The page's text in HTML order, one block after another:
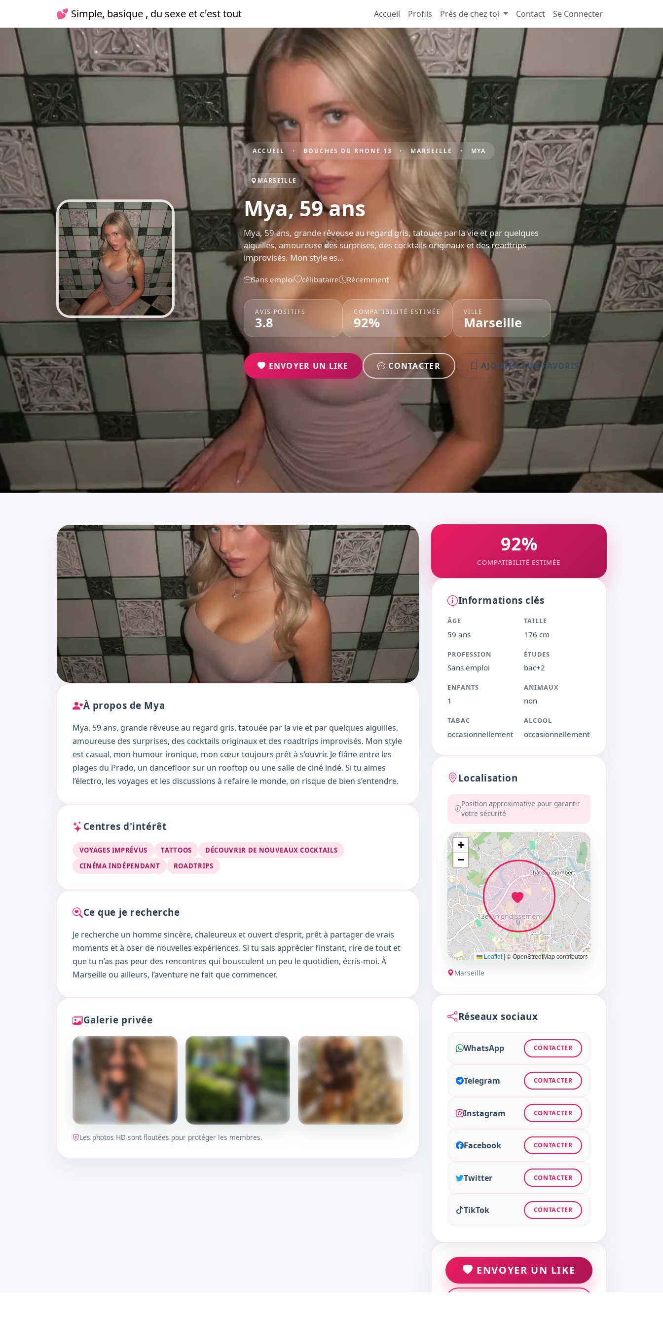
💕 Simple, basique , du sexe et c'est tout Accueil Profils Prés de chez toi Contact Se Connecter
ACCUEIL BOUCHES DU RHONE 13 MARSEILLE MYA
MARSEILLE
Mya, 59 ans
Mya, 59 ans, grande rêveuse au regard gris, tatouée par la vie et par quelques
aiguilles, amoureuse des surprises, des cocktails originaux et des roadtrips
improvisés. Mon style es…
Sans emploi célibataire Récemment
AVIS POSITIFS
3.8
COMPATIBILITÉ ESTIMÉE
92%
VILLE
Marseille
ENVOYER UN LIKE CONTACTER AJOUTER AUX FAVORIS
À propos de Mya
Mya, 59 ans, grande rêveuse au regard gris, tatouée par la vie et par quelques aiguilles,
amoureuse des surprises, des cocktails originaux et des roadtrips improvisés. Mon style
est casual, mon humour ironique, mon cœur toujours prêt à s’ouvrir. Je flâne entre les
plages du Prado, un dancefloor sur un rooftop ou une salle de ciné indé. Si tu aimes
l’électro, les voyages et les discussions à refaire le monde, on risque de bien s’entendre.
Centres d'intérêt
VOYAGES IMPRÉVUS TATTOOS
DÉCOUVRIR DE NOUVEAUX COCKTAILS
CINÉMA INDÉPENDANT
ROADTRIPS
Ce que je recherche
Je recherche un homme sincère, chaleureux et ouvert d’esprit, prêt à partager de vrais
moments et à oser de nouvelles expériences. Si tu sais apprécier l’instant, rire de tout et
que tu n’as pas peur des rencontres qui bousculent un peu le quotidien, écris-moi. À
Marseille ou ailleurs, l’aventure ne fait que commencer.
Galerie privée
Les photos HD sont floutées pour protéger les membres.
92%
COMPATIBILITÉ ESTIMÉE
Informations clés
ÂGE
59 ans
TAILLE
176 cm
PROFESSION
Sans emploi
ÉTUDES
bac+2
ENFANTS
1
ANIMAUX
non
TABAC
occasionnellement
ALCOOL
occasionnellement
Localisation
Position approximative pour garantir
votre sécurité
+
−
Leaflet| © OpenStreetMap contributors
Marseille
Réseaux sociaux
WhatsApp CONTACTER
Telegram CONTACTER
Instagram CONTACTER
Facebook CONTACTER
Twitter CONTACTER
TikTok CONTACTER
ENVOYER UN LIKE